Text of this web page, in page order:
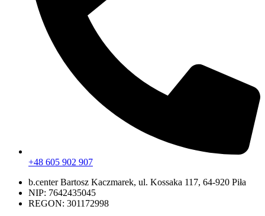
+48 605 902 907
b.center Bartosz Kaczmarek, ul. Kossaka 117, 64-920 Piła
NIP: 7642435045
REGON: 301172998